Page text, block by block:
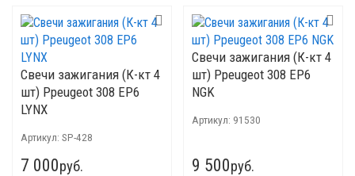
Свечи зажигания (К-кт 4
шт) Ppeugeot 308 EP6
LYNX
Артикул: SP-428
7 000руб.
Свечи зажигания (К-кт 4
шт) Ppeugeot 308 EP6
NGK
Артикул: 91530
9 500руб.